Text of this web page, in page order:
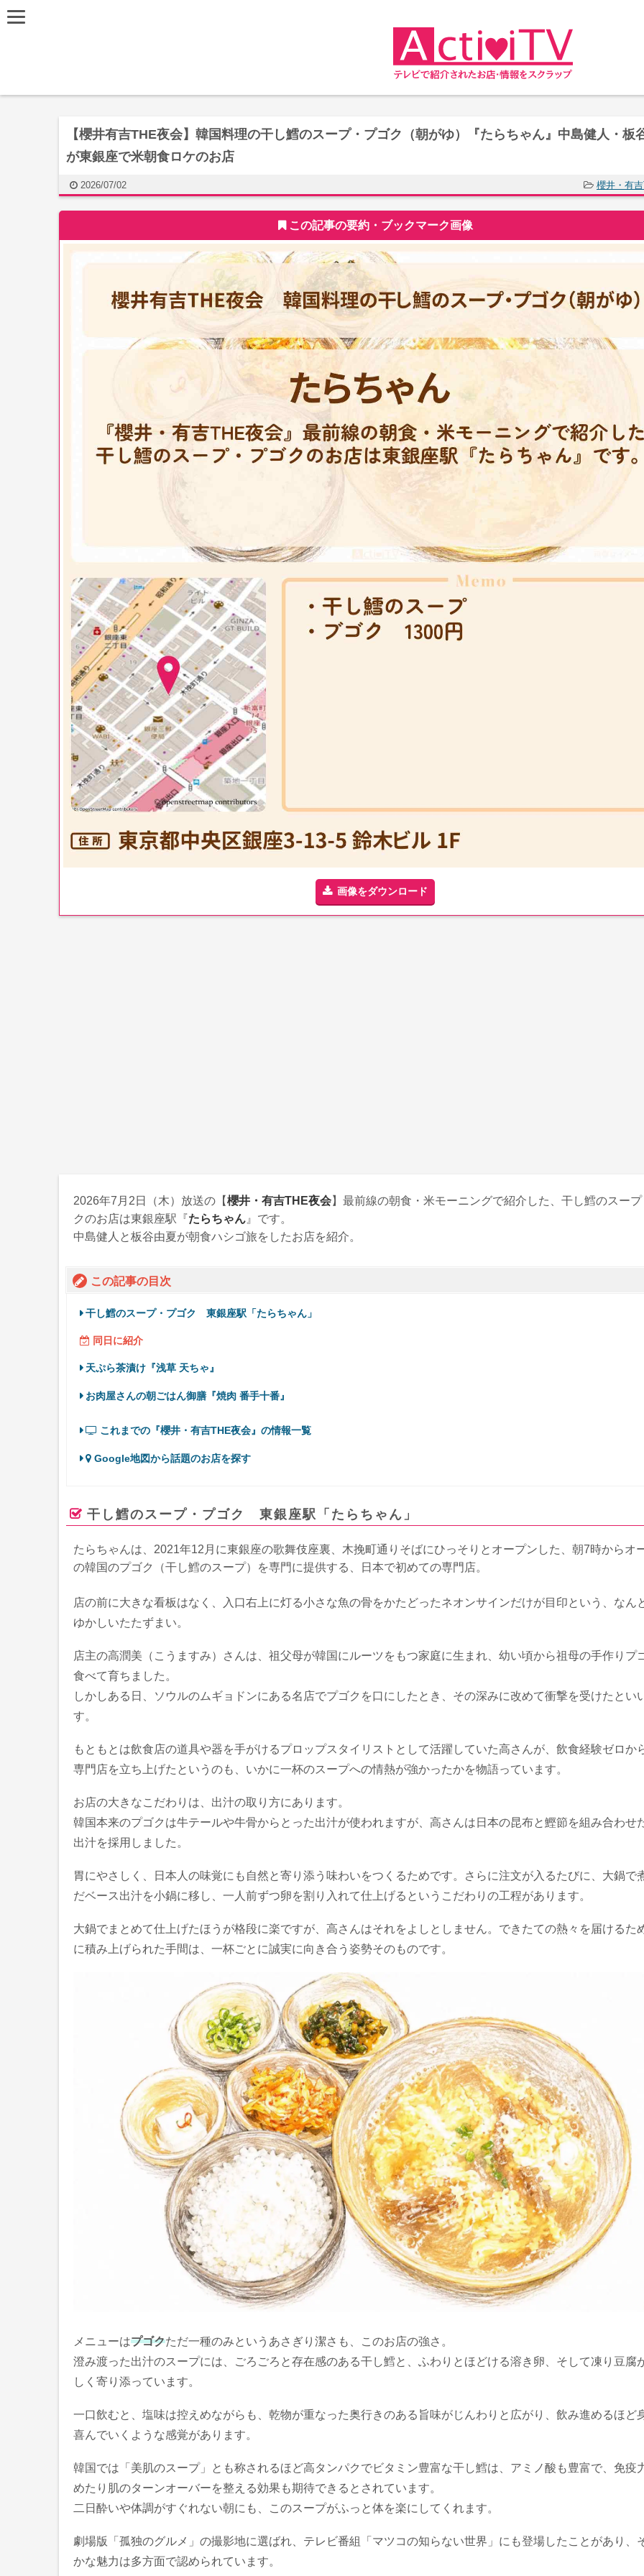
【櫻井有吉THE夜会】韓国料理の干し鱈のスープ・プゴク（朝がゆ）『たらちゃん』中島健人・板
が東銀座で米朝食ロケのお店
2026/07/02 櫻井・有
この記事の要約・ブックマーク画像
画像をダウンロード
2026年7月2日 （木）放送の【櫻井・有吉THE夜会】最前線の朝食・米モーニングで紹介した、干し鱈のスー
クのお店は東銀座駅『たらちゃん 』です。
中島健人と板谷由夏が朝食ハシゴ旅をしたお店を紹介。
この記事の目次
干し鱈のスープ・プゴク 東銀座駅「たらちゃん」
同日に紹介
天ぷら茶漬け『浅草 天ちゃ』
お肉屋さんの朝ごはん御膳『焼肉 番手十番』
これまでの『櫻井・有吉THE夜会』の情報一覧
Google地図から話題のお店を探す
干し鱈のスープ・プゴク 東銀座駅「たらちゃん」
たらちゃんは、2021年12月に東銀座の歌舞伎座裏、木挽町通りそばにひっそりとオープンした、朝7時からオ
の韓国のプゴク（干し鱈のスープ）を専門に提供する、日本で初めての専門店。
店の前に大きな看板はなく、入口右上に灯る小さな魚の骨をかたどったネオンサインだけが目印という、なん
ゆかしいたたずまい。
店主の高潤美（こうますみ）さんは、祖父母が韓国にルーツをもつ家庭に生まれ、幼い頃から祖母の手作りプ
食べて育ちました。
しかしある日、ソウルのムギョドンにある名店でプゴクを口にしたとき、その深みに改めて衝撃を受けたとい
す。
もともとは飲食店の道具や器を手がけるプロップスタイリストとして活躍していた高さんが、飲食経験ゼロか
専門店を立ち上げたというのも、いかに一杯のスープへの情熱が強かったかを物語っています。
お店の大きなこだわりは、出汁の取り方にあります。
韓国本来のプゴクは牛テールや牛骨からとった出汁が使われますが、高さんは日本の昆布と鰹節を組み合わせ
出汁を採用しました。
胃にやさしく、日本人の味覚にも自然と寄り添う味わいをつくるためです。さらに注文が入るたびに、大鍋で
だベース出汁を小鍋に移し、一人前ずつ卵を割り入れて仕上げるというこだわりの工程があります。
大鍋でまとめて仕上げたほうが格段に楽ですが、高さんはそれをよしとしません。できたての熱々を届けるた
に積み上げられた手間は、一杯ごとに誠実に向き合う姿勢そのものです。
メニューはプゴクただ一種のみというあさぎり潔さも、このお店の強さ。
澄み渡った出汁のスープには、ごろごろと存在感のある干し鱈と、ふわりとほどける溶き卵、そして凍り豆腐
しく寄り添っています。
一口飲むと、塩味は控えめながらも、乾物が重なった奥行きのある旨味がじんわりと広がり、飲み進めるほど
喜んでいくような感覚があります。
韓国では「美肌のスープ」とも称されるほど高タンパクでビタミン豊富な干し鱈は、アミノ酸も豊富で、免疫
めたり肌のターンオーバーを整える効果も期待できるとされています。
二日酔いや体調がすぐれない朝にも、このスープがふっと体を楽にしてくれます。
劇場版「孤独のグルメ」の撮影地に選ばれ、テレビ番組「マツコの知らない世界」にも登場したことがあり、
かな魅力は多方面で認められています。